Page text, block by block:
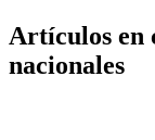
Artículos en
nacionales